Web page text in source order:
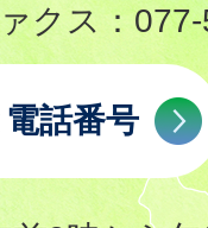
クス：
話番号